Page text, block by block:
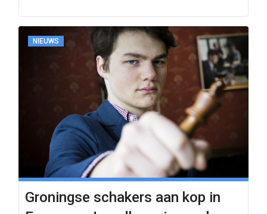
NIEUWS
Groningse schakers aan kop in